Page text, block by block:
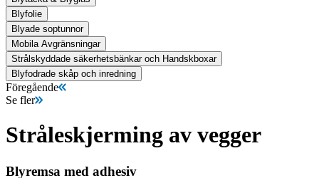
Blyfolie
Blyade soptunnor
Mobila Avgränsningar
Strålskyddade säkerhetsbänkar och Handskboxar
Blyfodrade skåp och inredning
Föregående
Se fler
Stråleskjerming av vegger
Blyremsa med adhesiv